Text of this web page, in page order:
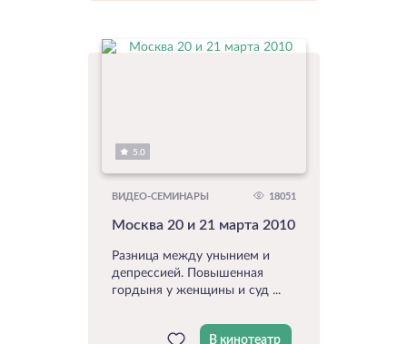
5.0
ВИДЕО-СЕМИНАРЫ 18051
Москва 20 и 21 марта 2010
Разница между унынием и
депрессией. Повышенная
гордыня у женщины и суд ...
В кинотеатр